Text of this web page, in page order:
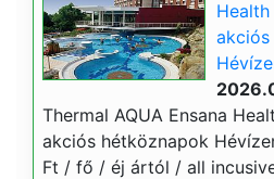
Thermal AQUA Ensana
akciós hétköznapok
Ft / fő / éj ártól / all